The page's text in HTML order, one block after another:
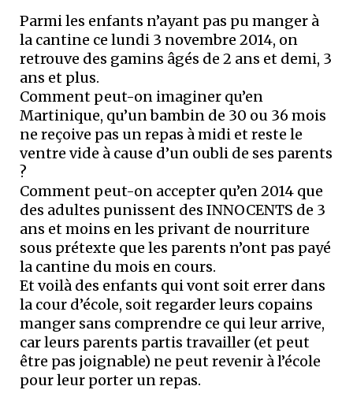
Parmi les enfants n’ayant pas pu manger à
la cantine ce lundi 3 novembre 2014, on
retrouve des gamins âgés de 2 ans et demi, 3
ans et plus.
Comment peut-on imaginer qu’en
Martinique, qu’un bambin de 30 ou 36 mois
ne reçoive pas un repas à midi et reste le
ventre vide à cause d’un oubli de ses parents
?
Comment peut-on accepter qu’en 2014 que
des adultes punissent des INNOCENTS de 3
ans et moins en les privant de nourriture
sous prétexte que les parents n’ont pas payé
la cantine du mois en cours.
Et voilà des enfants qui vont soit errer dans
la cour d’école, soit regarder leurs copains
manger sans comprendre ce qui leur arrive,
car leurs parents partis travailler (et peut
être pas joignable) ne peut revenir à l’école
pour leur porter un repas.